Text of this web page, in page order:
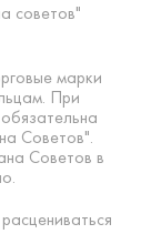
советов"
марки
При
Советов".
Советов в